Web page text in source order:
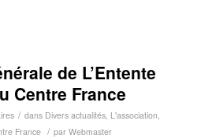
de L’Entente
Centre France
/ dans Divers actualités, L'association,
France / par Webmaster